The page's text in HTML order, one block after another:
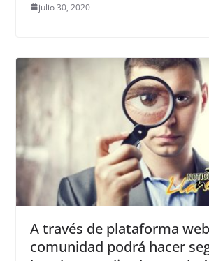
julio 30, 2020
A través de plataforma
comunidad podrá hacer